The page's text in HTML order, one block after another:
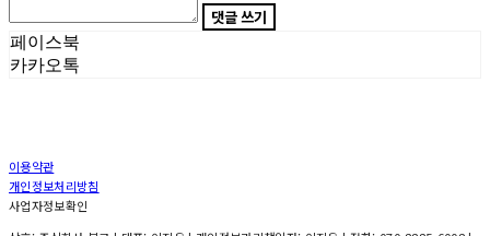
댓글 쓰기
페이스북
카카오톡
이용약관
개인정보처리방침
사업자정보확인